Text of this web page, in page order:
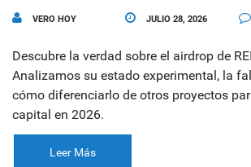
VERO HOY JULIO 28, 2026
Descubre la verdad sobre el airdrop de
Analizamos su estado experimental, la
cómo diferenciarlo de otros proyectos
capital en 2026.
Leer Más